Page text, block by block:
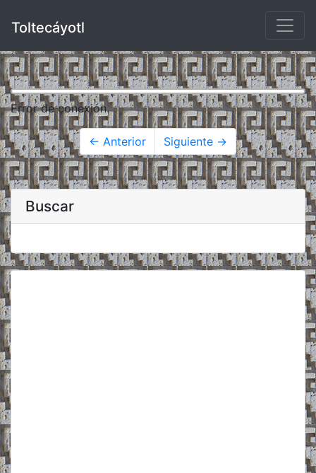
Toltecáyotl
Error de conexión.
← Anterior Siguiente →
Buscar